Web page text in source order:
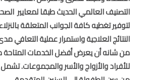
التصنيف العالمي الحديث طبقا لمعايير
لتوفير تغطيه كافة الجوانب المتعلقة
النتائج العلاجية واستمرار عملية
من شانه أن يعرض أفضل الخدمات المتاحة
للأفراد والأزواج والأسر والمجموعات.